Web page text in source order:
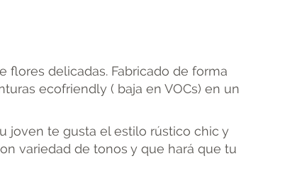
delicadas. Fabricado de forma
ecofriendly ( baja en VOCs) en un
joven te gusta el estilo rústico chic y
variedad de tonos y que hará que tu